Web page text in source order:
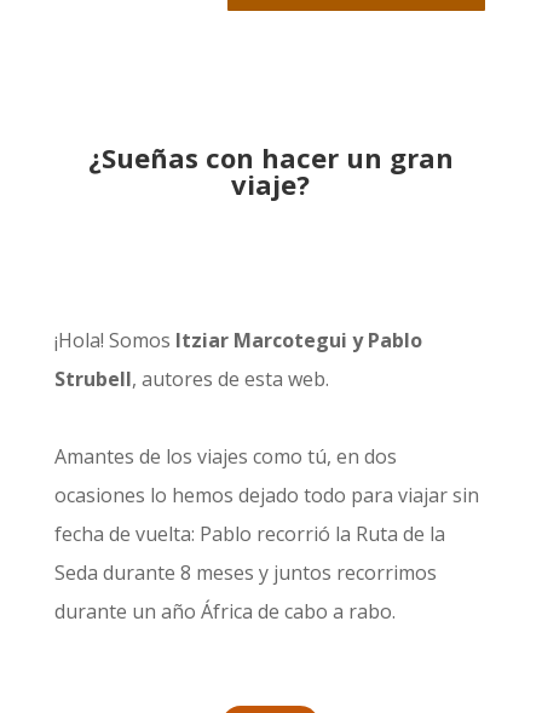
¿Sueñas con hacer un gran
viaje?
¡Hola! Somos Itziar Marcotegui y Pablo
Strubell, autores de esta web.
Amantes de los viajes como tú, en dos
ocasiones lo hemos dejado todo para viajar sin
fecha de vuelta: Pablo recorrió la Ruta de la
Seda durante 8 meses y juntos recorrimos
durante un año África de cabo a rabo.